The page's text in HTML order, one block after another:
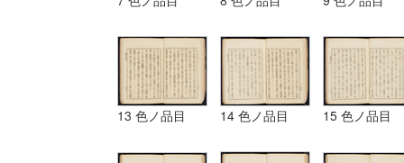
13 色ノ品目 14 色ノ品目 15 色ノ品目